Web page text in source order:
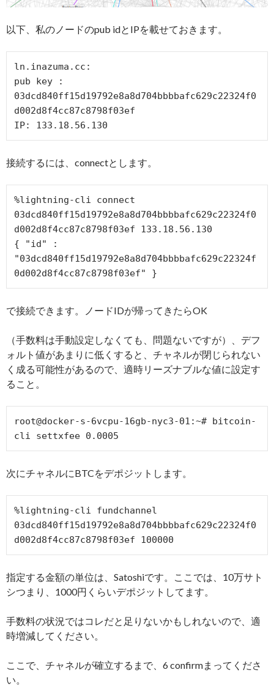
以下、私のノードのpub idとIPを載せておきます。
ln.inazuma.cc:
pub key :
03dcd840ff15d19792e8a8d704bbbbafc629c22324f0
d002d8f4cc87c8798f03ef
IP: 133.18.56.130
接続するには、connectとします。
%lightning-cli connect
03dcd840ff15d19792e8a8d704bbbbafc629c22324f0
d002d8f4cc87c8798f03ef 133.18.56.130
{ "id" :
"03dcd840ff15d19792e8a8d704bbbbafc629c22324f
で接続できます。ノードIDが帰ってきたらOK
（手数料は手動設定しなくても、問題ないですが）、デフ
ォルト値があまりに低くすると、チャネルが閉じられない
く成る可能性があるので、適時リーズナブルな値に設定す
ること。
root@docker-s-6vcpu-16gb-nyc3-01:~# bitcoin-
次にチャネルにBTCをデポジットします。
%lightning-cli fundchannel
03dcd840ff15d19792e8a8d704bbbbafc629c22324f0
指定する金額の単位は、Satoshiです。ここでは、10万サト
シつまり、1000円くらいデポジットしてます。
手数料の状況ではコレだと足りないかもしれないので、適
時増減してください。
ここで、チャネルが確立するまで、6 confirmまってくださ
い。